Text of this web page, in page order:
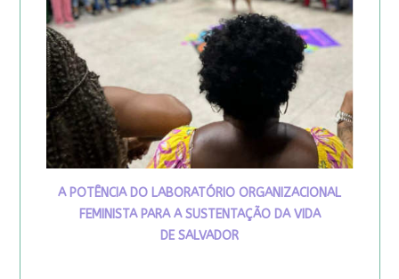
A POTÊNCIA DO LABORATÓRIO ORGANIZACIONAL
FEMINISTA PARA A SUSTENTAÇÃO DA VIDA
DE SALVADOR